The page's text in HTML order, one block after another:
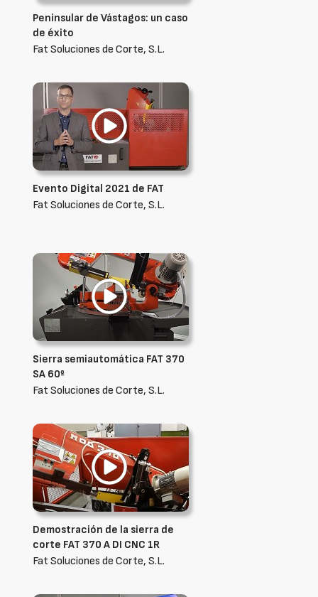
Peninsular de Vástagos: un caso
de éxito
Fat Soluciones de Corte, S.L.
Evento Digital 2021 de FAT
Fat Soluciones de Corte, S.L.
Sierra semiautomática FAT 370
SA 60º
Fat Soluciones de Corte, S.L.
Demostración de la sierra de
corte FAT 370 A DI CNC 1R
Fat Soluciones de Corte, S.L.